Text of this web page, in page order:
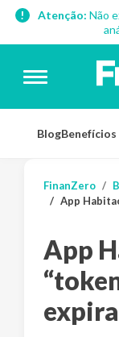
Atenção: Não
Blog
FinanZero
App Habitação
App